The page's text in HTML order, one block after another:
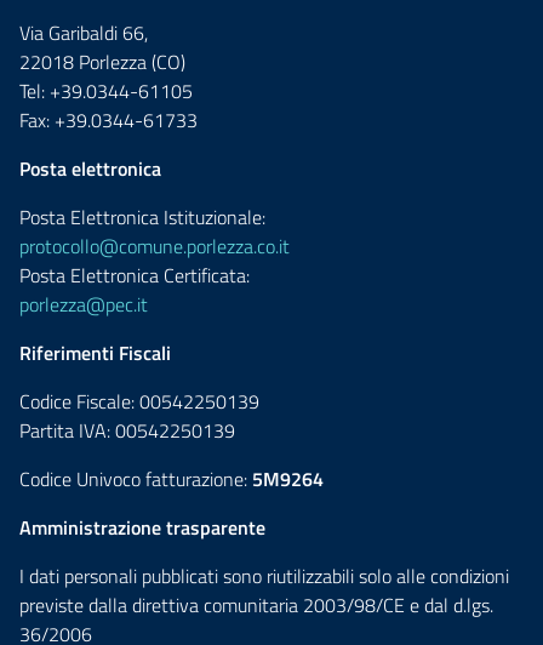
Via Garibaldi 66,
22018 Porlezza (CO)
Tel: +39.0344-61105
Fax: +39.0344-61733
Posta elettronica
Posta Elettronica Istituzionale:
protocollo@comune.porlezza.co.it
Posta Elettronica Certificata:
porlezza@pec.it
Riferimenti Fiscali
Codice Fiscale: 00542250139
Partita IVA: 00542250139
Codice Univoco fatturazione: 5M9264
Amministrazione trasparente
I dati personali pubblicati sono riutilizzabili solo alle condizioni
previste dalla direttiva comunitaria 2003/98/CE e dal d.lgs.
36/2006